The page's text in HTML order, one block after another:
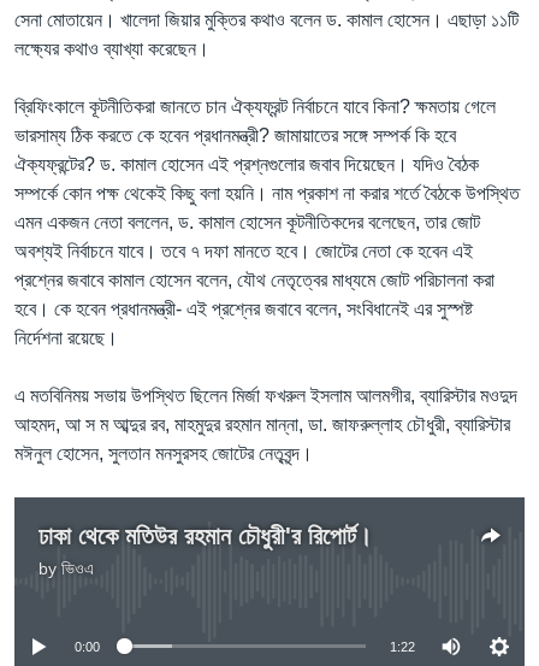
সেনা মোতায়েন। খালেদা জিয়ার মুক্তির কথাও বলেন ড. কামাল হোসেন। এছাড়া ১১টি
লক্ষ্যের কথাও ব্যাখ্যা করেছেন।
ব্রিফিংকালে কূটনীতিকরা জানতে চান ঐক্যফ্রন্ট নির্বাচনে যাবে কিনা? ক্ষমতায় গেলে
ভারসাম্য ঠিক করতে কে হবেন প্রধানমন্ত্রী? জামায়াতের সঙ্গে সম্পর্ক কি হবে
ঐক্যফ্রন্টের? ড. কামাল হোসেন এই প্রশ্নগুলোর জবাব দিয়েছেন। যদিও বৈঠক
সম্পর্কে কোন পক্ষ থেকেই কিছু বলা হয়নি। নাম প্রকাশ না করার শর্তে বৈঠকে উপস্থিত
এমন একজন নেতা বললেন, ড. কামাল হোসেন কূটনীতিকদের বলেছেন, তার জোট
অবশ্যই নির্বাচনে যাবে। তবে ৭ দফা মানতে হবে। জোটের নেতা কে হবেন এই
প্রশ্নের জবাবে কামাল হোসেন বলেন, যৌথ নেতৃত্বের মাধ্যমে জোট পরিচালনা করা
হবে। কে হবেন প্রধানমন্ত্রী- এই প্রশ্নের জবাবে বলেন, সংবিধানেই এর সুস্পষ্ট
নির্দেশনা রয়েছে।
এ মতবিনিময় সভায় উপস্থিত ছিলেন মির্জা ফখরুল ইসলাম আলমগীর, ব্যারিস্টার মওদুদ
আহমদ, আ স ম আব্দুর রব, মাহমুদুর রহমান মান্না, ডা. জাফরুল্লাহ চৌধুরী, ব্যারিস্টার
মঈনুল হোসেন, সুলতান মনসুরসহ জোটের নেতৃবৃন্দ।
ঢাকা থেকে মতিউর রহমান চৌধুরী'র রিপোর্ট।
by ভিওএ
0:00 1:22